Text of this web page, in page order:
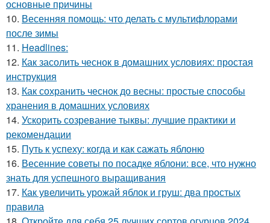
основные причины
10. Весенняя помощь: что делать с мультифлорами
после зимы
11. Headlines:
12. Как засолить чеснок в домашних условиях: простая
инструкция
13. Как сохранить чеснок до весны: простые способы
хранения в домашних условиях
14. Ускорить созревание тыквы: лучшие практики и
рекомендации
15. Путь к успеху: когда и как сажать яблоню
16. Весенние советы по посадке яблони: все, что нужно
знать для успешного выращивания
17. Как увеличить урожай яблок и груш: два простых
правила